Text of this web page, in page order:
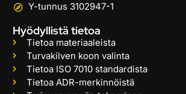
Y-tunnus 3102947-1
Hyödyllistä tietoa
Tietoa materiaaleista
Turvakilven koon valinta
Tietoa ISO 7010 standardista
Tietoa ADR-merkinnöistä